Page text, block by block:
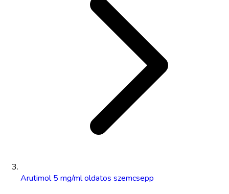
Arutimol 5 mg/ml oldatos szemcsepp